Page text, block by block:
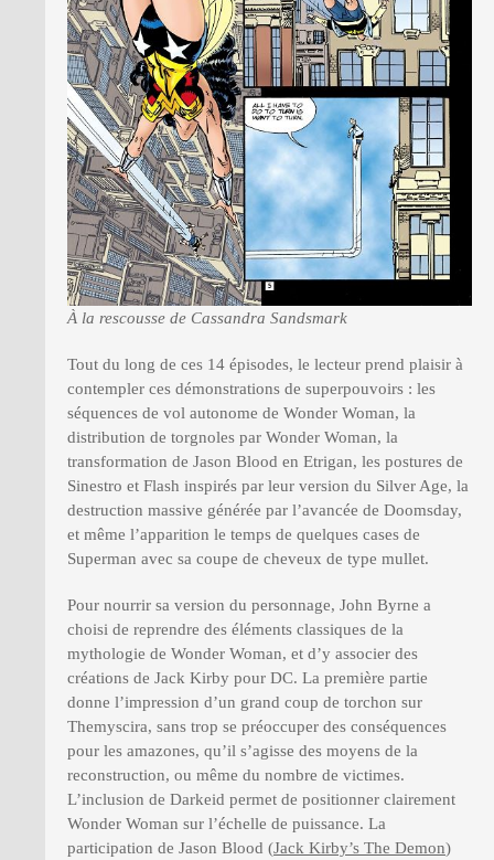
À la rescousse de Cassandra Sandsmark
Tout du long de ces 14 épisodes, le lecteur prend plaisir à
contempler ces démonstrations de superpouvoirs : les
séquences de vol autonome de Wonder Woman, la
distribution de torgnoles par Wonder Woman, la
transformation de Jason Blood en Etrigan, les postures de
Sinestro et Flash inspirés par leur version du Silver Age, la
destruction massive générée par l’avancée de Doomsday,
et même l’apparition le temps de quelques cases de
Superman avec sa coupe de cheveux de type mullet.
Pour nourrir sa version du personnage, John Byrne a
choisi de reprendre des éléments classiques de la
mythologie de Wonder Woman, et d’y associer des
créations de Jack Kirby pour DC. La première partie
donne l’impression d’un grand coup de torchon sur
Themyscira, sans trop se préoccuper des conséquences
pour les amazones, qu’il s’agisse des moyens de la
reconstruction, ou même du nombre de victimes.
L’inclusion de Darkeid permet de positionner clairement
Wonder Woman sur l’échelle de puissance. La
participation de Jason Blood (Jack Kirby’s The Demon)